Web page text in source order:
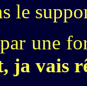
le
une
ja vais